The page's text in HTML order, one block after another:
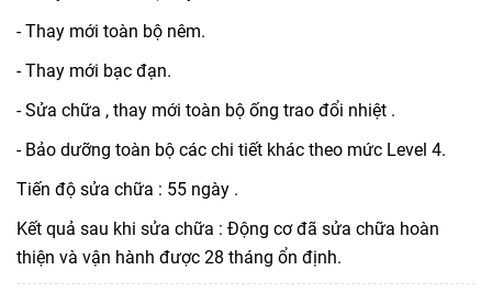
- Thay mới toàn bộ nêm.
- Thay mới bạc đạn.
- Sửa chữa , thay mới toàn bộ ống trao đổi nhiệt .
- Bảo dưỡng toàn bộ các chi tiết khác theo mức Level 4.
Tiến độ sửa chữa : 55 ngày .
Kết quả sau khi sửa chữa : Động cơ đã sửa chữa hoàn
thiện và vận hành được 28 tháng ổn định.